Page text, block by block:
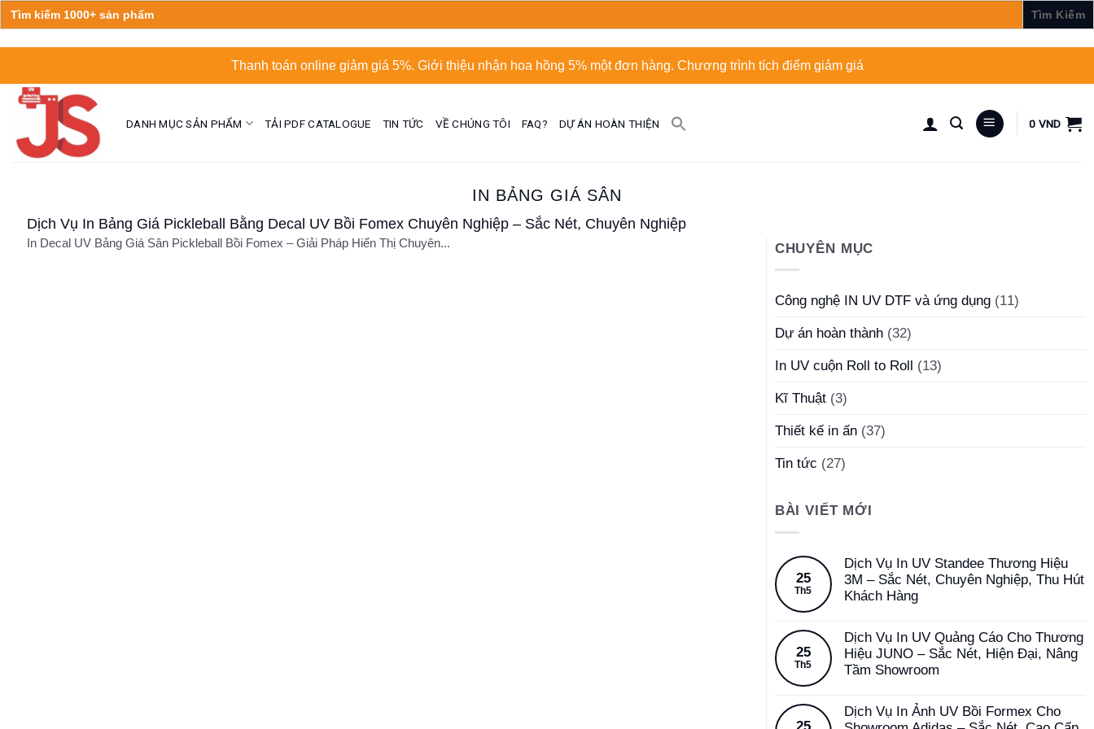
Search
for:
to
content
Thanh toán online giảm giá 5%. Giới thiệu nhận hoa hồng 5% một đơn hàng. Chương trình tích điểm giảm giá
DANH MỤC SẢN PHẨM TẢI PDF CATALOGUE TIN TỨC VỀ CHÚNG TÔI FAQ? DỰ ÁN HOÀN THIỆN 0 VND
IN BẢNG GIÁ SÂN
Dịch Vụ In Bảng Giá Pickleball Bằng Decal UV Bồi Fomex Chuyên Nghiệp – Sắc Nét, Chuyên Nghiệp
In Decal UV Bảng Giá Sân Pickleball Bồi Fomex – Giải Pháp Hiển Thị Chuyên... CHUYÊN MỤC
Công nghệ IN UV DTF và ứng dụng(11)
Dự án hoàn thành(32)
In UV cuộn Roll to Roll (13)
Kĩ Thuật(3)
Thiết kế in ấn(37)
Tin tức (27)
BÀI VIẾT MỚI
25
Th5
Dịch Vụ In UV Standee Thương Hiệu
3M – Sắc Nét, Chuyên Nghiệp, Thu Hút
Khách Hàng
25
Th5
Dịch Vụ In UV Quảng Cáo Cho Thương
Hiệu JUNO – Sắc Nét, Hiện Đại, Nâng
Tầm Showroom
25
Dịch Vụ In Ảnh UV Bồi Formex Cho